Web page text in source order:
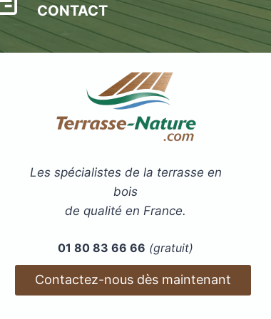
(pack
de
10
CONTACT
Les spécialistes de la terrasse en
bois
de qualité en France.
01 80 83 66 66 (gratuit)
Contactez-nous dès maintenant